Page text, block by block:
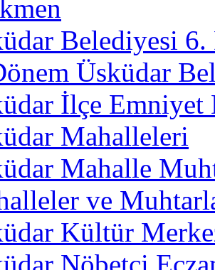
Belediyesi 6.
Üsküdar
İlçe
Mahalleleri
Mahalle
ve
Kültür